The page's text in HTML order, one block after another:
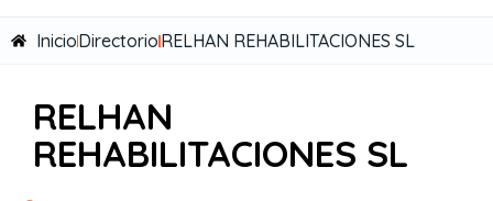
InicioDirectorioRELHAN REHABILITACIONES SL
RELHAN
REHABILITACIONES SL